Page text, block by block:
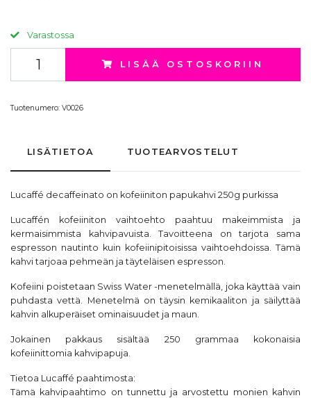
Varastossa
LISÄÄ OSTOSKORIIN
Tuotenumero: V0026
LISÄTIETOA TUOTEARVOSTELUT
Lucaffé decaffeinato on kofeiiniton papukahvi 250g purkissa
Lucaffén kofeiiniton vaihtoehto paahtuu makeimmista ja
kermaisimmista kahvipavuista. Tavoitteena on tarjota sama
espresson nautinto kuin kofeiinipitoisissa vaihtoehdoissa. Tämä
kahvi tarjoaa pehmeän ja täyteläisen espresson.
Kofeiini poistetaan Swiss Water -menetelmällä, joka käyttää vain
puhdasta vettä. Menetelmä on täysin kemikaaliton ja säilyttää
kahvin alkuperäiset ominaisuudet ja maun.
Jokainen pakkaus sisältää 250 grammaa kokonaisia
kofeiinittomia kahvipapuja.
Tietoa Lucaffé paahtimosta:
Tämä kahvipaahtimo on tunnettu ja arvostettu monien kahvin